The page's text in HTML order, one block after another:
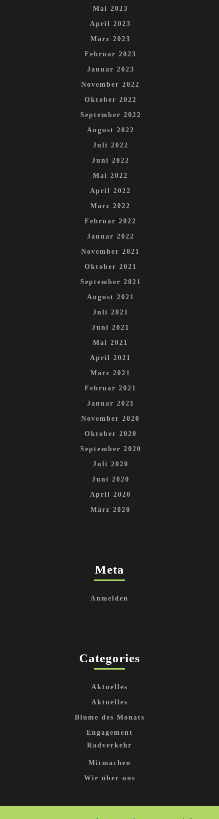
Mai 2023
April 2023
März 2023
Februar 2023
Januar 2023
November 2022
Oktober 2022
September 2022
August 2022
Juli 2022
Juni 2022
Mai 2022
April 2022
März 2022
Februar 2022
Januar 2022
November 2021
Oktober 2021
September 2021
August 2021
Juli 2021
Juni 2021
Mai 2021
April 2021
März 2021
Februar 2021
Januar 2021
November 2020
Oktober 2020
September 2020
Juli 2020
Juni 2020
April 2020
März 2020
Meta
Anmelden
Categories
Aktuelles
Aktuelles
Blume des Monats
Engagement
Radverkehr
Mitmachen
Wir über uns